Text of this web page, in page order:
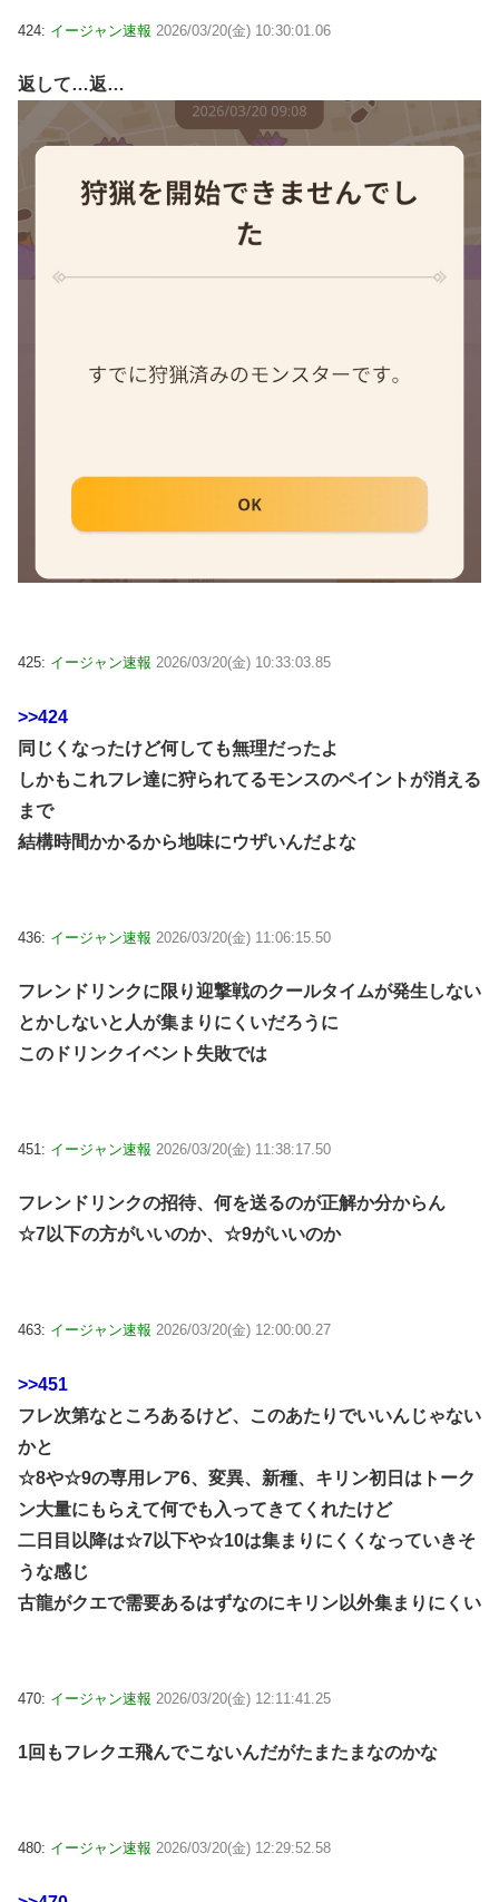
424: イージャン速報 2026/03/20(金) 10:30:01.06
返して…返…
425: イージャン速報 2026/03/20(金) 10:33:03.85
>>424
同じくなったけど何しても無理だったよ
しかもこれフレ達に狩られてるモンスのペイントが消える
まで
結構時間かかるから地味にウザいんだよな
436: イージャン速報 2026/03/20(金) 11:06:15.50
フレンドリンクに限り迎撃戦のクールタイムが発生しない
とかしないと人が集まりにくいだろうに
このドリンクイベント失敗では
451: イージャン速報 2026/03/20(金) 11:38:17.50
フレンドリンクの招待、何を送るのが正解か分からん
☆7以下の方がいいのか、☆9がいいのか
463: イージャン速報 2026/03/20(金) 12:00:00.27
>>451
フレ次第なところあるけど、このあたりでいいんじゃない
かと
☆8や☆9の専用レア6、変異、新種、キリン初日はトーク
ン大量にもらえて何でも入ってきてくれたけど
二日目以降は☆7以下や☆10は集まりにくくなっていきそ
うな感じ
古龍がクエで需要あるはずなのにキリン以外集まりにくい
470: イージャン速報 2026/03/20(金) 12:11:41.25
1回もフレクエ飛んでこないんだがたまたまなのかな
480: イージャン速報 2026/03/20(金) 12:29:52.58